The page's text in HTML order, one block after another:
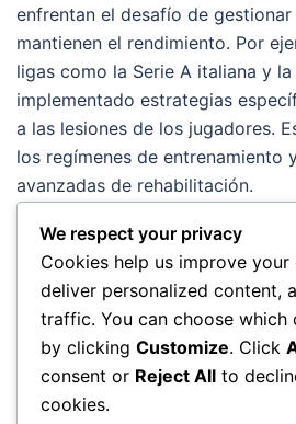
enfrentan el desafío de
mantienen el rendimiento. Por
ligas como la Serie A italiana y la
implementado estrategias
a las lesiones de los jugadores.
los regímenes de entrenamiento
avanzadas de rehabilitación.
En la Serie A italiana, los
un sistema de rotación que
fluidas cuando un jugador
La AVP se ha centrado en
prevención de lesiones
entrenamiento de fuerza y
reducir el riesgo de lesiones
We respect your privacy
Cookies help us improve your
deliver personalized content,
traffic. You can choose
by clicking Customize. Click
consent or Reject All to
cookies.